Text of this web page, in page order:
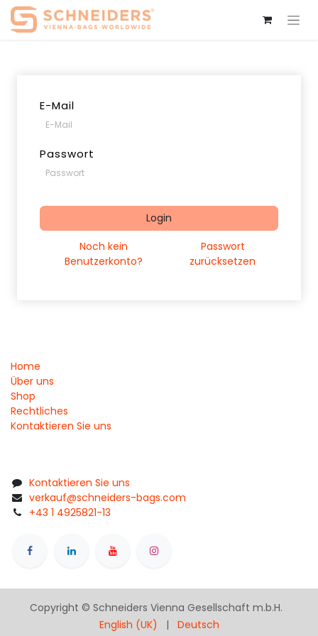
E-Mail
Passwort
Login
Noch kein
Benutzerkonto?
Passwort
zurücksetzen
Home
Über uns
Shop
Rechtliches
Kontaktieren Sie uns
Kontaktieren Sie uns
verkauf@schneiders-bags.com
+43 1 4925821-13
Copyright © Schneiders Vienna Gesellschaft m.b.H.
English (UK)
| Deutsch